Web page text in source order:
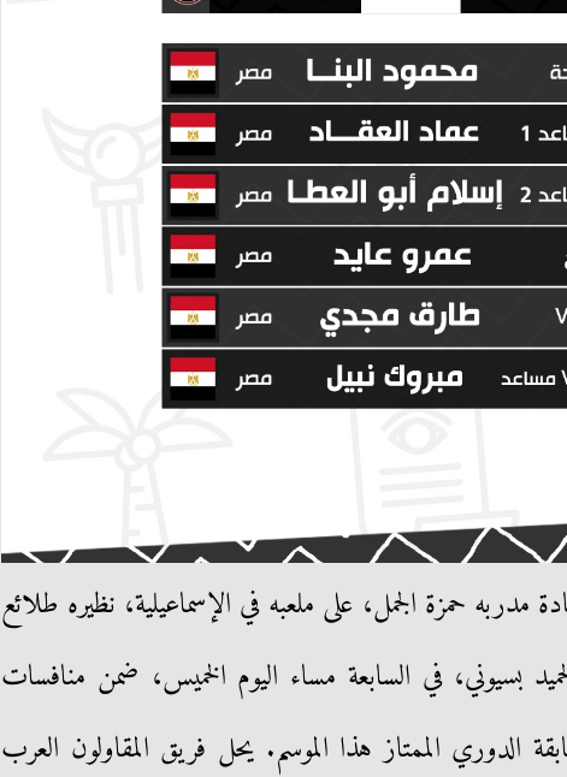
مدربه حمزة الجمل، على ملعبه في الإسماعيلية، نظيره طلائع
بسيوني، في السابعة مساء اليوم الخميس، ضمن منافسات
الدوري الممتاز هذا الموسم. يحل فريق المقاولون العرب